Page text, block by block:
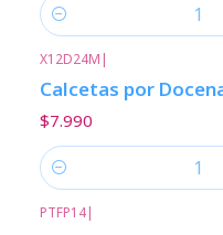
Cantidad
X12D24M |
Calcetas por
$7.990
Cantidad
PTFP14|